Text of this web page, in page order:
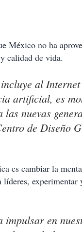
México no ha
calidad de vida.
al
artificial, es
nuevas
de Diseño
es cambiar la
experimentar
impulsar en